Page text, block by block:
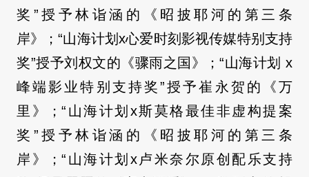
奖”授予林诣涵的《昭披耶河的第三条
岸》；“山海计划x心爱时刻影视传媒特别支持
奖”授予刘权文的《骤雨之国》；“山海计划 x
峰端影业特别支持奖”授予崔永贺的《万
里》；“山海计划x斯莫格最佳非虚构提案
奖”授予林诣涵的《昭披耶河的第三条
岸》；“山海计划x卢米奈尔原创配乐支持